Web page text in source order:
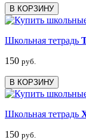
В КОРЗИНУ
Школьная тетрадь
150 руб.
В КОРЗИНУ
Школьная тетрадь
150 руб.